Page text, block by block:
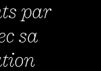
par
sa